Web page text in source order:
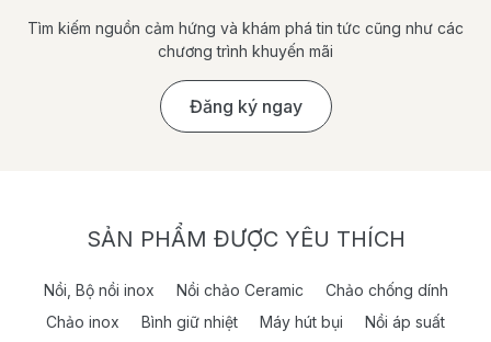
Tìm kiếm nguồn cảm hứng và khám phá tin tức cũng như các
chương trình khuyến mãi
Đăng ký ngay
SẢN PHẨM ĐƯỢC YÊU THÍCH
Nồi, Bộ nồi inox Nồi chảo Ceramic
Chảo chống dính
Chảo inox
Bình giữ nhiệt Máy hút bụi
Nồi áp suất